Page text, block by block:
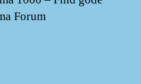
Forum